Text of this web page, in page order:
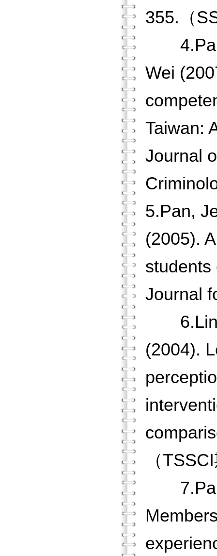
355.（
4.Pan,
Wei
Taiwan:
Journal
5.Pan,
(2005).
students
Journal
6.Lin,
(2004).
（
7.Pan,